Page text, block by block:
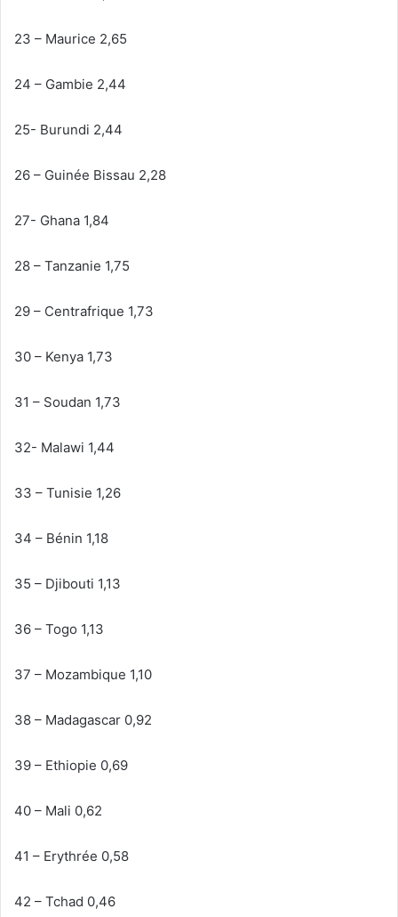
23 – Maurice 2,65
24 – Gambie 2,44
25- Burundi 2,44
26 – Guinée Bissau 2,28
27- Ghana 1,84
28 – Tanzanie 1,75
29 – Centrafrique 1,73
30 – Kenya 1,73
31 – Soudan 1,73
32- Malawi 1,44
33 – Tunisie 1,26
34 – Bénin 1,18
35 – Djibouti 1,13
36 – Togo 1,13
37 – Mozambique 1,10
38 – Madagascar 0,92
39 – Ethiopie 0,69
40 – Mali 0,62
41 – Erythrée 0,58
42 – Tchad 0,46